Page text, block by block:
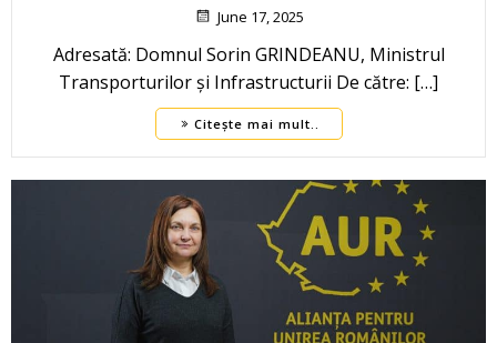
June 17, 2025
Adresată: Domnul Sorin GRINDEANU, Ministrul
Transporturilor și Infrastructurii De către: […]
Citește mai mult..